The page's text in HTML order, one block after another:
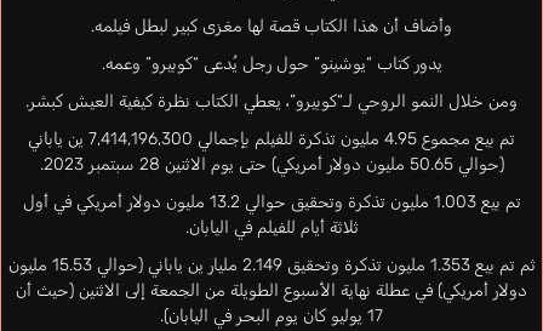
وأضاف أن هذا الكتاب قصة لها مغزى كبير لبطل فيلمه.
يدور كتاب “يوشينو” حول رجل يُدعى “كوبيرو” وعمه.
ومن خلال النمو الروحي لـ“كوبيرو”، يعطي الكتاب نظرة كيفية العيش كبشر.
تم بيع مجموع 4.95 مليون تذكرة للفيلم بإجمالي 7,414,196,300 ين ياباني
(حوالي 50.65 مليون دولار أمريكي) حتى يوم الاثنين 28 سبتمبر 2023.
تم بيع 1.003 مليون تذكرة وتحقيق حوالي 13.2 مليون دولار أمريكي في أول
ثلاثة أيام للفيلم في اليابان.
ثم تم بيع 1.353 مليون تذكرة وتحقيق 2.149 مليار ين ياباني (حوالي 15.53 مليون
دولار أمريكي) في عطلة نهاية الأسبوع الطويلة من الجمعة إلى الاثنين (حيث أن
17 يوليو كان يوم البحر في اليابان).